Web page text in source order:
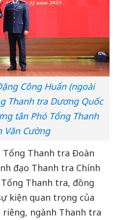
Công Huẩn (ngoài
Thanh tra Dương Quốc
tân Phó Tổng Thanh
Văn Cường
Thanh tra Đoàn
đạo Thanh tra Chính
Thanh tra, đồng
kiện quan trọng của
ngành Thanh tra